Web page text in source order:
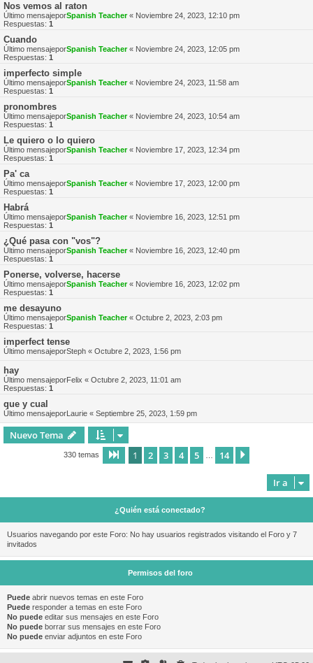
Nos vemos al raton
Último mensajeporSpanish Teacher« Noviembre 24, 2023, 12:10 pm
Respuestas: 1
Cuando
Último mensajeporSpanish Teacher« Noviembre 24, 2023, 12:05 pm
Respuestas: 1
imperfecto simple
Último mensajeporSpanish Teacher« Noviembre 24, 2023, 11:58 am
Respuestas: 1
pronombres
Último mensajeporSpanish Teacher« Noviembre 24, 2023, 10:54 am
Respuestas: 1
Le quiero o lo quiero
Último mensajeporSpanish Teacher« Noviembre 17, 2023, 12:34 pm
Respuestas: 1
Pa' ca
Último mensajeporSpanish Teacher« Noviembre 17, 2023, 12:00 pm
Respuestas: 1
Habrá
Último mensajeporSpanish Teacher« Noviembre 16, 2023, 12:51 pm
Respuestas: 1
¿Qué pasa con "vos"?
Último mensajeporSpanish Teacher« Noviembre 16, 2023, 12:40 pm
Respuestas: 1
Ponerse, volverse, hacerse
Último mensajeporSpanish Teacher« Noviembre 16, 2023, 12:02 pm
Respuestas: 1
me desayuno
Último mensajeporSpanish Teacher« Octubre 2, 2023, 2:03 pm
Respuestas: 1
imperfect tense
Último mensajeporSteph « Octubre 2, 2023, 1:56 pm
hay
Último mensajeporFelix « Octubre 2, 2023, 11:01 am
Respuestas: 1
que y cual
Último mensajeporLaurie « Septiembre 25, 2023, 1:59 pm
Nuevo Tema
330 temas Página de 14
1 2 3 4 5 14
Ir a
¿Quién está conectado?
Usuarios navegando por este Foro: No hay usuarios registrados visitando el Foro y 7
invitados
Permisos del foro
Puede abrir nuevos temas en este Foro
Puede responder a temas en este Foro
No puede editar sus mensajes en este Foro
No puede borrar sus mensajes en este Foro
No puede enviar adjuntos en este Foro